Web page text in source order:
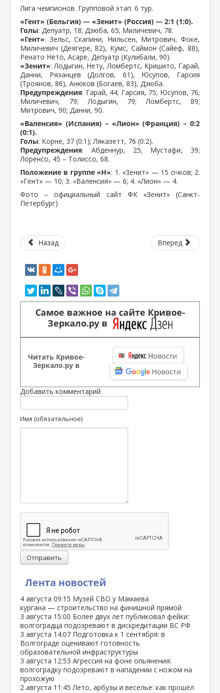
Лента новостей
4 августа 09:15 Музей СВО у Мамаева
кургана — строительство на финишной прямой
3 августа 15:00 Более двух лет публиковал фейки:
волгоградца подозревают в дискредитации ВС РФ
3 августа 14:07 Подготовка к 1 сентября: в
Волгограде оценивают готовность
образовательной инфраструктуры
3 августа 12:53 Агрессия на фоне опьянения:
волгоградку подозревают в нападении с ножом на
прохожую
2 августа 11:45 Лето, арбузы и веселье: как прошёл
Лига чемпионов. Групповой этап. 6 тур.
«Гент» (Бельгия) — «Зенит» (Россия) — 2:1 (1:0).
Голы: Депуатр, 18; Дзюба, 65; Миличевич, 78.
«Гент»: Зельс, Скапини, Нильсен, Митрович, Фоке,
Миличевич (Деягере, 82), Кумс, Саймон (Сайеф, 88),
Ренато Нето, Асаре, Депуатр (Кулибали, 90).
«Зенит»: Лодыгин, Нету, Ломбертс, Кришито, Гарай,
Данни, Рязанцев (Долгов, 61), Юсупов, Гарсия
(Троянов, 86), Анюков (Богаев, 83), Дзюба.
Предупреждения: Гарай, 44; Гарсия, 75; Юсупов, 76;
Миличевич, 79; Лодыгин, 79; Ломбертс, 89;
Митрович, 90; Данни, 90.
«Валенсия» (Испания) – «Лион» (Франция) – 0:2
(0:1).
Голы: Корне, 37 (0:1); Ляказетт, 76 (0:2).
Предупреждения: Абденнур, 25; Мустафи, 39;
Лоренсо, 45 – Толиссо, 68.
Положение в группе «Н»: 1. «Зенит» — 15 очков; 2.
«Гент» — 10; 3. «Валенсия» — 6; 4. «Лион» — 4.
Фото – официальный сайт ФК «Зенит» (Санкт-
Петербург)
Назад Вперед
Самое важное на сайте Кривое-
Зеркало.ру в
Читать Кривое-
Зеркало.ру в
Добавить комментарий
Имя (обязательное)
Отправить